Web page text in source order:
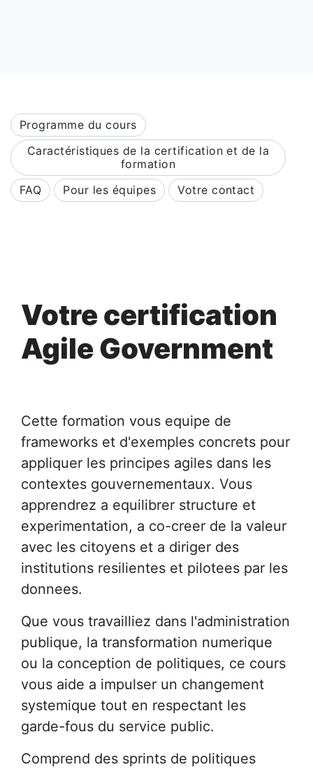
Programme du cours
Caractéristiques de la certification et de la
formation
FAQ
Pour les équipes Votre contact
Votre certification
Agile Government
Cette formation vous equipe de
frameworks et d'exemples concrets pour
appliquer les principes agiles dans les
contextes gouvernementaux. Vous
apprendrez a equilibrer structure et
experimentation, a co-creer de la valeur
avec les citoyens et a diriger des
institutions resilientes et pilotees par les
donnees.
Que vous travailliez dans l'administration
publique, la transformation numerique
ou la conception de politiques, ce cours
vous aide a impulser un changement
systemique tout en respectant les
garde-fous du service public.
Comprend des sprints de politiques